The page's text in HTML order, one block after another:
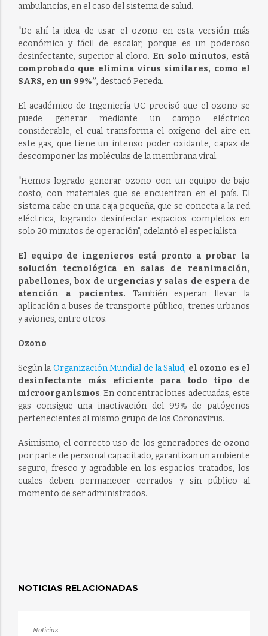
ambulancias, en el caso del sistema de salud.
“De ahí la idea de usar el ozono en esta versión más
económica y fácil de escalar, porque es un poderoso
desinfectante, superior al cloro. En solo minutos, está
comprobado que elimina virus similares, como el
SARS, en un 99%”, destacó Pereda.
El académico de Ingeniería UC precisó que el ozono se
puede generar mediante un campo eléctrico
considerable, el cual transforma el oxígeno del aire en
este gas, que tiene un intenso poder oxidante, capaz de
descomponer las moléculas de la membrana viral.
“Hemos logrado generar ozono con un equipo de bajo
costo, con materiales que se encuentran en el país. El
sistema cabe en una caja pequeña, que se conecta a la red
eléctrica, logrando desinfectar espacios completos en
solo 20 minutos de operación”, adelantó el especialista.
El equipo de ingenieros está pronto a probar la
solución tecnológica en salas de reanimación,
pabellones, box de urgencias y salas de espera de
atención a pacientes. También esperan llevar la
aplicación a buses de transporte público, trenes urbanos
y aviones, entre otros.
Ozono
Según la Organización Mundial de la Salud, el ozono es el
desinfectante más eficiente para todo tipo de
microorganismos. En concentraciones adecuadas, este
gas consigue una inactivación del 99% de patógenos
pertenecientes al mismo grupo de los Coronavirus.
Asimismo, el correcto uso de los generadores de ozono
por parte de personal capacitado, garantizan un ambiente
seguro, fresco y agradable en los espacios tratados, los
cuales deben permanecer cerrados y sin público al
momento de ser administrados.
NOTICIAS RELACIONADAS
Noticias